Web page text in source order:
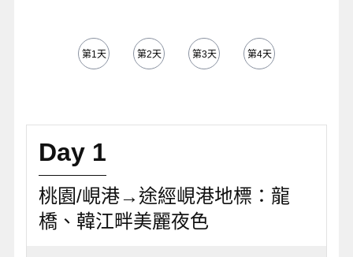
第1天 第2天 第3天 第4天
Day 1
桃園/峴港→途經峴港地標：龍
橋、韓江畔美麗夜色